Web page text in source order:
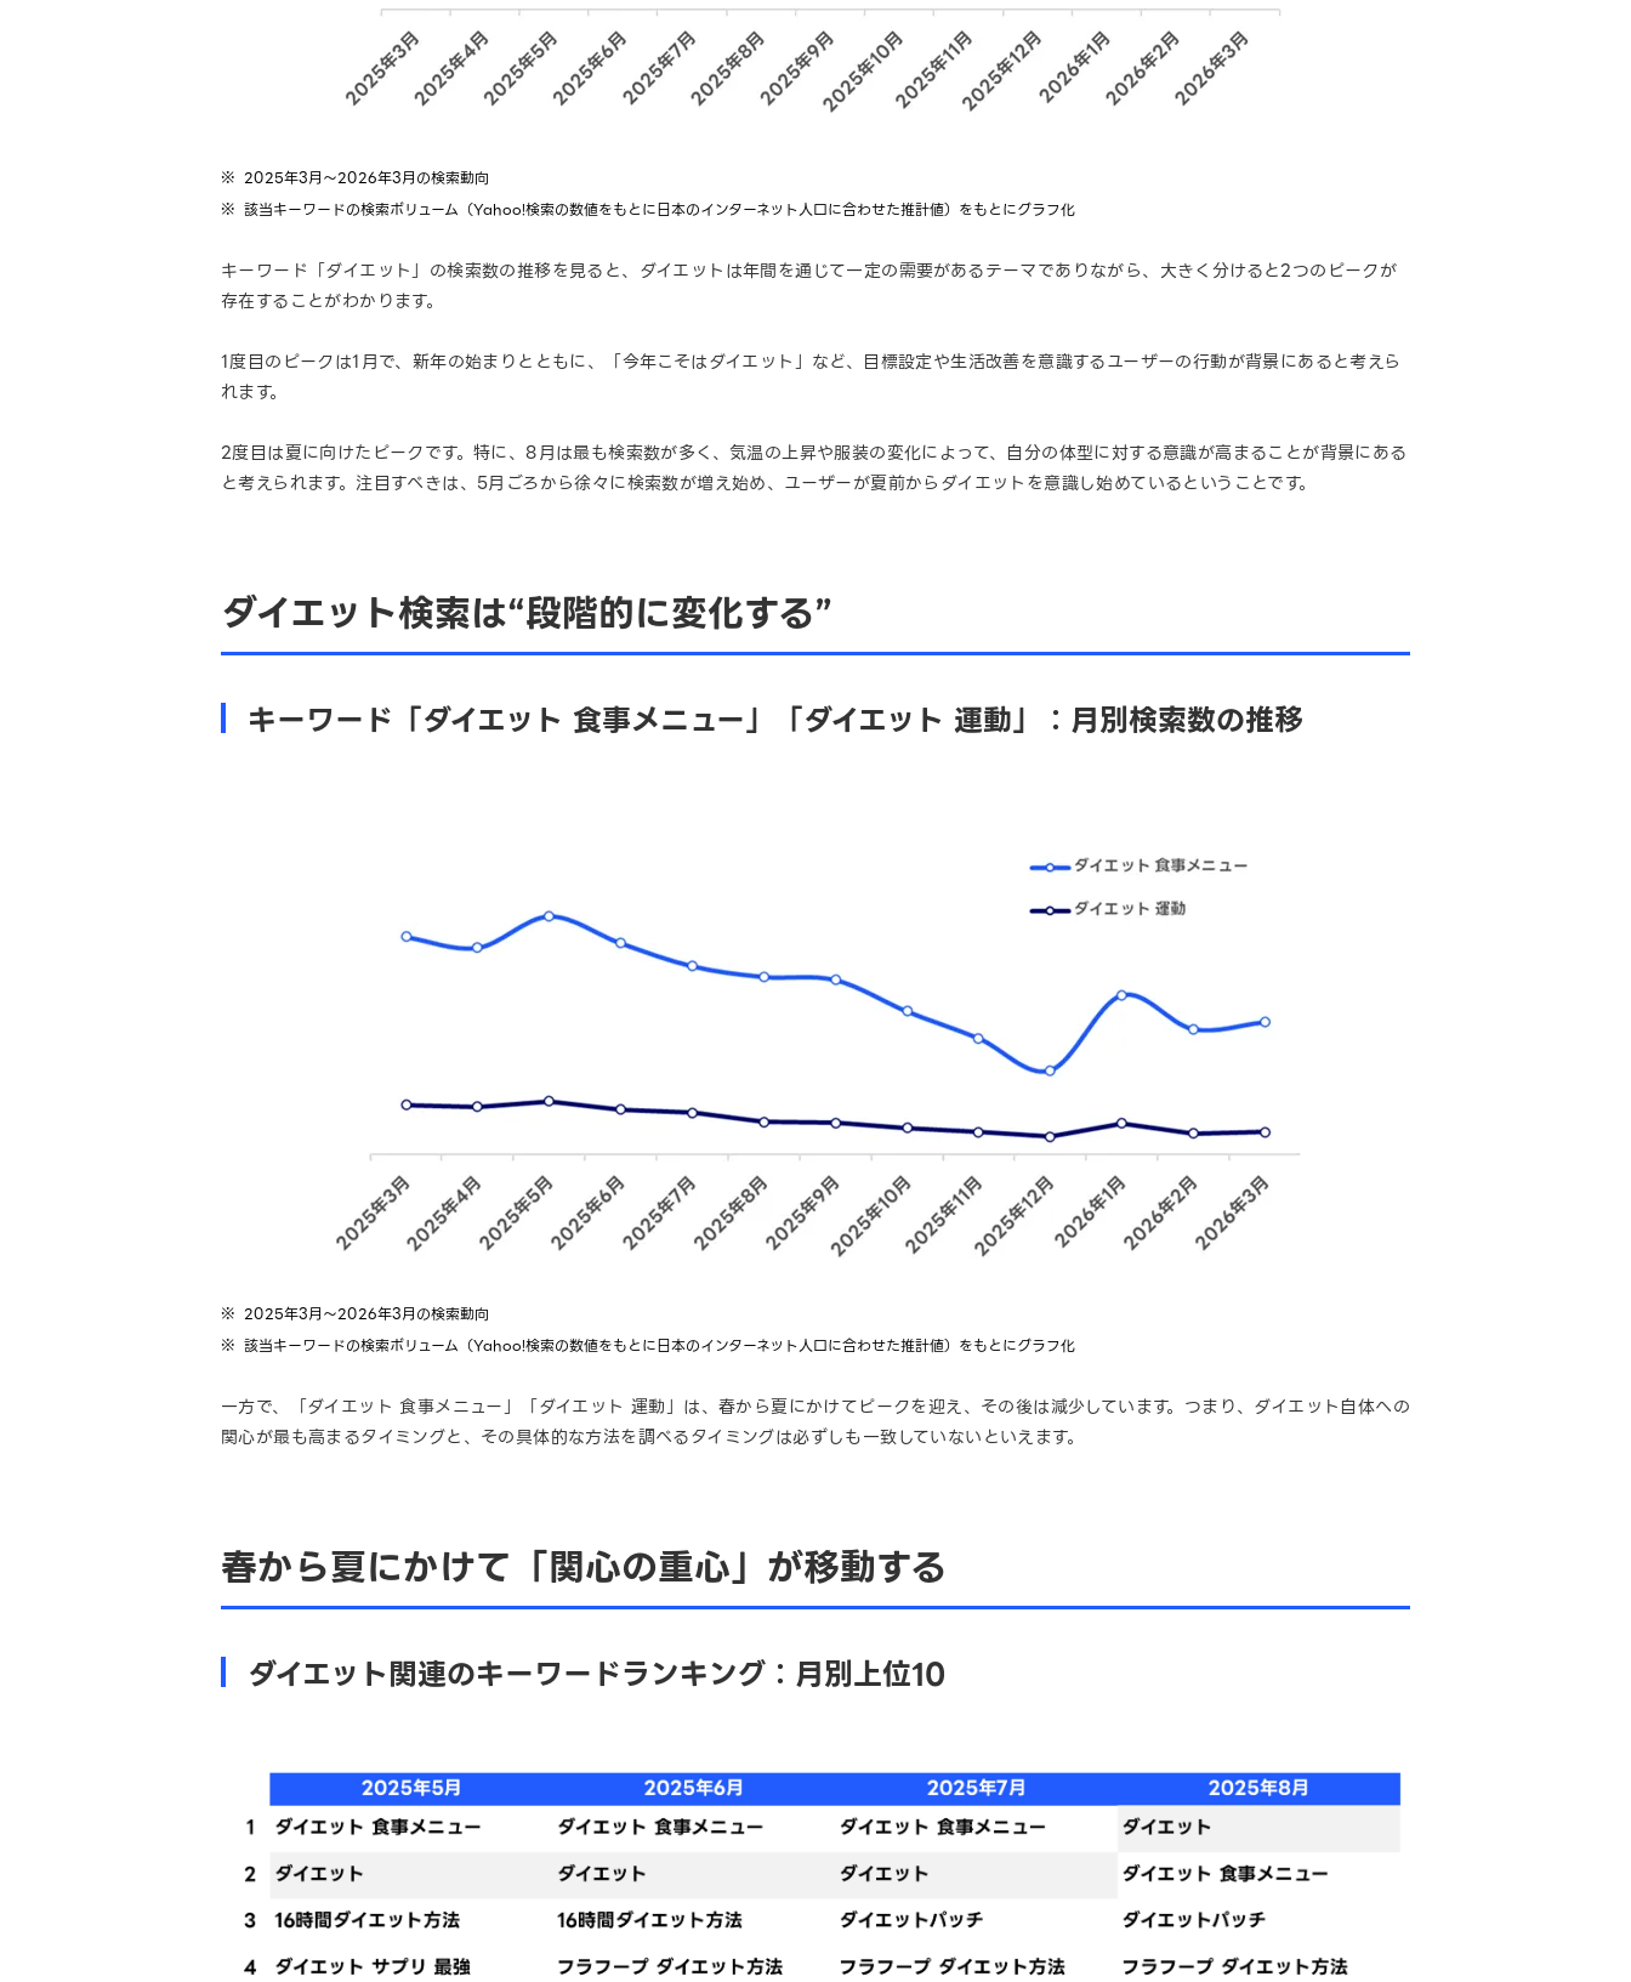
2025年3月～2026年3月の検索動向
該当キーワードの検索ボリューム（Yahoo!検索の数値をもとに日本のインターネット人口に合わせた推計値）をもとにグラフ化
キーワード「ダイエット」の検索数の推移を見ると、ダイエットは年間を通じて一定の需要があるテーマでありながら、大きく分けると2つのピークが
存在することがわかります。
1度目のピークは1月で、新年の始まりとともに、「今年こそはダイエット」など、目標設定や生活改善を意識するユーザーの行動が背景にあると考えら
れます。
2度目は夏に向けたピークです。特に、8月は最も検索数が多く、気温の上昇や服装の変化によって、自分の体型に対する意識が高まることが背景にある
と考えられます。注目すべきは、5月ごろから徐々に検索数が増え始め、ユーザーが夏前からダイエットを意識し始めているということです。
ダイエット検索は“段階的に変化する”
キーワード「ダイエット 食事メニュー」「ダイエット 運動」：月別検索数の推移
2025年3月～2026年3月の検索動向
該当キーワードの検索ボリューム（Yahoo!検索の数値をもとに日本のインターネット人口に合わせた推計値）をもとにグラフ化
一方で、「ダイエット 食事メニュー」「ダイエット 運動」は、春から夏にかけてピークを迎え、その後は減少しています。つまり、ダイエット自体への
関心が最も高まるタイミングと、その具体的な方法を調べるタイミングは必ずしも一致していないといえます。
春から夏にかけて「関心の重心」が移動する
ダイエット関連のキーワードランキング：月別上位10